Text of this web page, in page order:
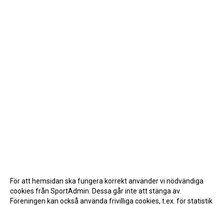
För att hemsidan ska fungera korrekt använder vi nödvändiga
cookies från SportAdmin. Dessa går inte att stänga av.
Föreningen kan också använda frivilliga cookies, t.ex. för statistik